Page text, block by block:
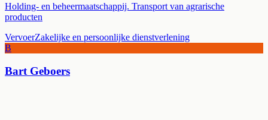
Holding- en beheermaatschappij. Transport van agrarische
producten
VervoerZakelijke en persoonlijke dienstverlening
B
Bart Geboers